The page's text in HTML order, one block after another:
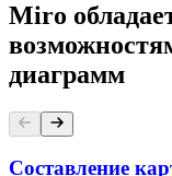
Miro
диаграмм
Составление